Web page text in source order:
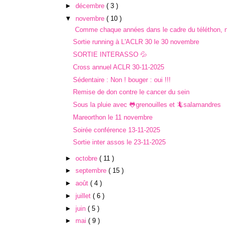
► décembre ( 3 )
▼ novembre ( 10 )
Comme chaque années dans le cadre du téléthon,
Sortie running à L'ACLR 30 le 30 novembre
SORTIE INTERASSO 💦
Cross annuel ACLR 30-11-2025
Sédentaire : Non ! bouger : oui !!!
Remise de don contre le cancer du sein
Sous la pluie avec 🐸grenouilles et 🦎salamandres
Mareorthon le 11 novembre
Soirée conférence 13-11-2025
Sortie inter assos le 23-11-2025
► octobre ( 11 )
► septembre ( 15 )
► août ( 4 )
► juillet ( 6 )
► juin ( 5 )
► mai ( 9 )